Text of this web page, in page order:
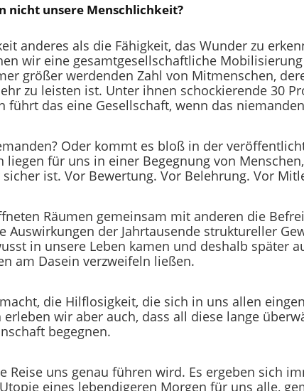
nicht unsere Menschlichkeit?
anderes als die Fähigkeit, das Wunder zu
wir eine gesamtgesellschaftliche
größer werdenden Zahl von Mitmenschen,
zu leisten ist. Unter ihnen schockierende 30
führt das eine Gesellschaft, wenn das
Oder kommt es bloß in der
liegen für uns in einer Begegnung von
ist. Vor Bewertung. Vor Belehrung. Vor
Räumen gemeinsam mit anderen die
der Jahrtausende struktureller
in unsere Leben kamen und deshalb später
am Dasein verzweifeln ließen.
die Hilflosigkeit, die sich in uns allen
wir aber auch, dass all diese lange
begegnen.
Reise uns genau führen wird. Es ergeben sich
eines lebendigeren Morgen für uns alle,